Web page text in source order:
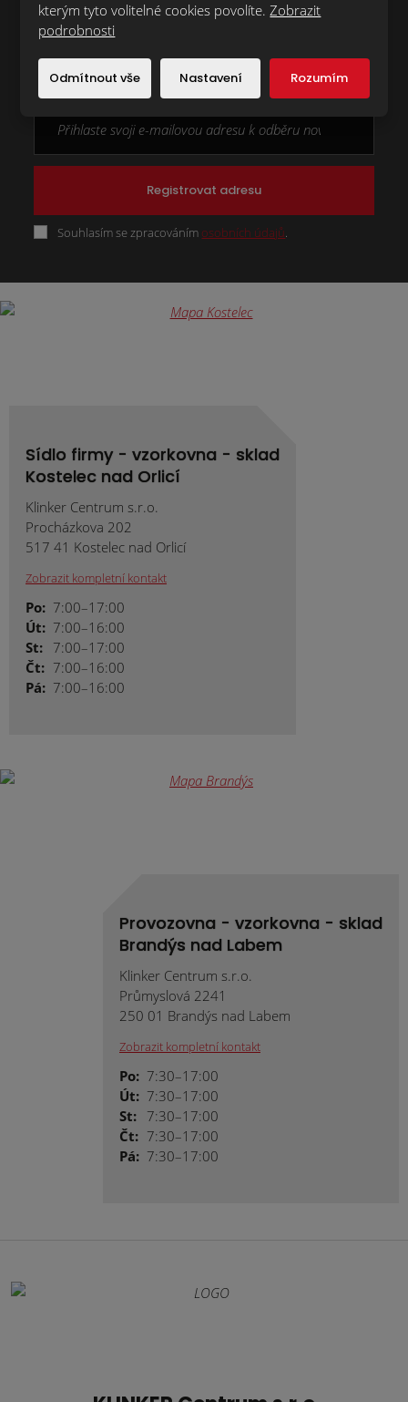
Chcete dostávat novinky z naší nabídky
první?
Registrovat adresu
Souhlasím se zpracováním osobních údajů.
Sídlo firmy - vzorkovna - sklad
Kostelec nad Orlicí
Klinker Centrum s.r.o.
Procházkova 202
517 41 Kostelec nad Orlicí
Zobrazit kompletní kontakt
Po: 7:00–17:00
Út: 7:00–16:00
St: 7:00–17:00
Čt: 7:00–16:00
Pá: 7:00–16:00
Provozovna - vzorkovna - sklad
Brandýs nad Labem
Klinker Centrum s.r.o.
Průmyslová 2241
250 01 Brandýs nad Labem
Zobrazit kompletní kontakt
Po: 7:30–17:00
Út: 7:30–17:00
St: 7:30–17:00
Čt: 7:30–17:00
Pá: 7:30–17:00
kterým tyto volitelné cookies povolíte.Zobrazit
podrobnosti
Odmítnout vše Nastavení Rozumím